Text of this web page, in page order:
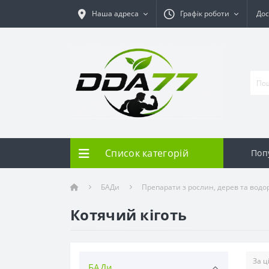
Наша адреса Графік роботи
Список категорій
БАДи Препарати з рослин, дерев та
Котячий кіготь